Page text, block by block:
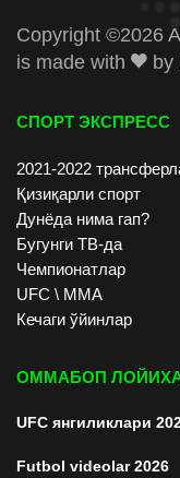
Copyright ©2026
is made with
by
СПОРТ ЭКСПРЕСС
2021-2022
Қизиқарли спорт
Дунёда нима гап?
Бугунги ТВ-да
Чемпионатлар
UFC \ ММА
Кечаги ўйинлар
ОММАБОП
UFC янгиликлари
Futbol videolar 2026